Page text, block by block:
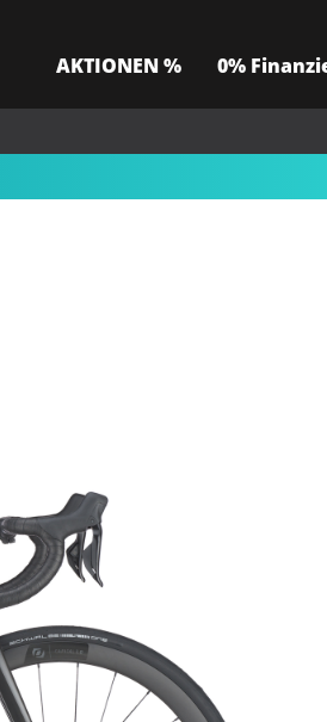
AKTIONEN % 0%